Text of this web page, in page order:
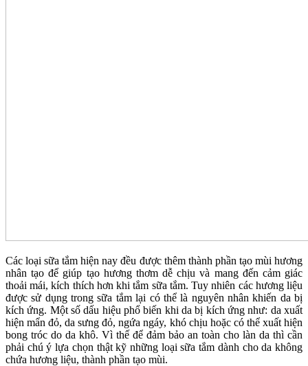
Các loại sữa tắm hiện nay đều được thêm thành phần tạo mùi hương
nhân tạo để giúp tạo hương thơm dễ chịu và mang đến cảm giác
thoải mái, kích thích hơn khi tắm sữa tắm. Tuy nhiên các hương liệu
được sử dụng trong sữa tắm lại có thể là nguyên nhân khiến da bị
kích ứng. Một số dấu hiệu phổ biến khi da bị kích ứng như: da xuất
hiện mẩn đỏ, da sưng đỏ, ngứa ngáy, khó chịu hoặc có thể xuất hiện
bong tróc do da khô. Vì thế để đảm bảo an toàn cho làn da thì cần
phải chú ý lựa chọn thật kỹ những loại sữa tắm dành cho da không
chứa hương liệu, thành phần tạo mùi.